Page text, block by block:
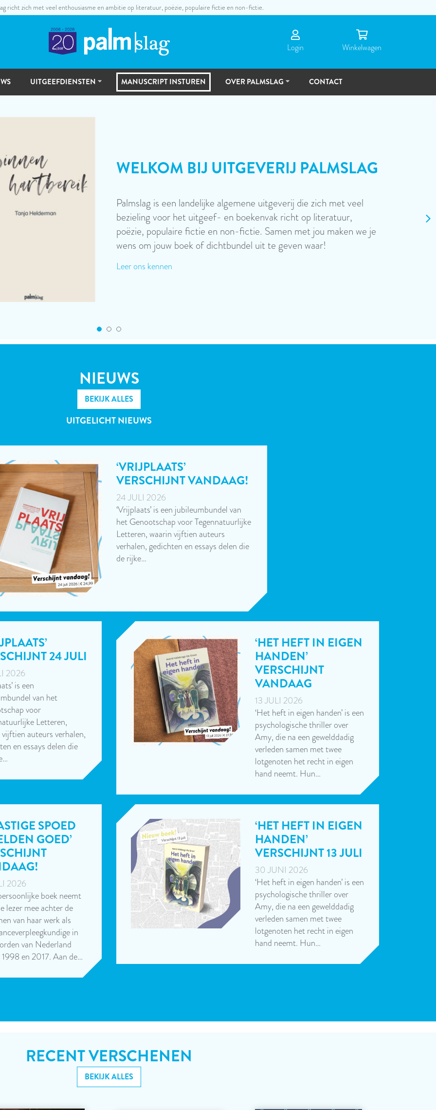
richt zich met veel enthousiasme en ambitie op literatuur, poëzie, populaire fictie en non-fictie.
Login Winkel­wagen
UITGEEFDIENSTEN MANUSCRIPT INSTUREN OVER PALMSLAG CONTACT
Neem eens een kijkje in onze webshop en laat je verrassen door
ons diverse aanbod aan genres...
Lees meer
NIEUWS
BEKIJK ALLES
UITGELICHT NIEUWS
‘VRIJPLAATS’
VERSCHIJNT VANDAAG!
24 JULI 2026
‘Vrijplaats’ is een jubileumbundel van
het Genootschap voor Tegennatuurlijke
Letteren, waarin vijftien auteurs
verhalen, gedichten en essays delen die
de rijke…
24 JULI
2026
is een
van het
voor
Letteren,
auteurs verhalen,
en essays delen die
‘HET HEFT IN EIGEN
HANDEN’
VERSCHIJNT
VANDAAG
13 JULI 2026
‘Het heft in eigen handen’ is een
psychologische thriller over
Amy, die na een gewelddadig
verleden samen met twee
lotgenoten het recht in eigen
hand neemt. Hun…
SPOED
GOED’
2026
boek neemt
lezer mee achter de
van haar werk als
in
van Nederland
en 2017. Aan de…
‘HET HEFT IN EIGEN
HANDEN’
VERSCHIJNT 13 JULI
30 JUNI 2026
‘Het heft in eigen handen’ is een
psychologische thriller over
Amy, die na een gewelddadig
verleden samen met twee
lotgenoten het recht in eigen
hand neemt. Hun…
RECENT VERSCHENEN
BEKIJK ALLES